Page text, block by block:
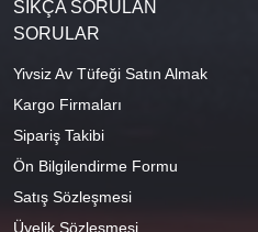
SIKÇA SORULAN
SORULAR
Yivsiz Av Tüfeği Satın Almak
Kargo Firmaları
Sipariş Takibi
Ön Bilgilendirme Formu
Satış Sözleşmesi
Üyelik Sözleşmesi